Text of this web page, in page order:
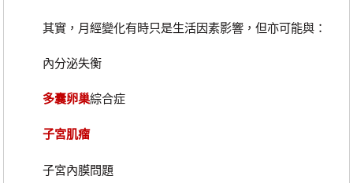
其實，月經變化有時只是生活因素影響，但亦可能與：
內分泌失衡
多囊卵巢綜合症
子宮肌瘤
子宮內膜問題